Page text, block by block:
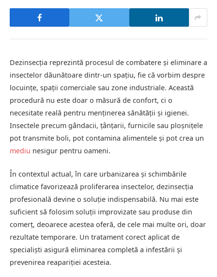
Dezinsecția reprezintă procesul de combatere și eliminare a
insectelor dăunătoare dintr-un spațiu, fie că vorbim despre
locuințe, spații comerciale sau zone industriale. Această
procedură nu este doar o măsură de confort, ci o
necesitate reală pentru menținerea sănătății și igienei.
Insectele precum gândacii, țânțarii, furnicile sau ploșnițele
pot transmite boli, pot contamina alimentele și pot crea un
mediu nesigur pentru oameni.
În contextul actual, în care urbanizarea și schimbările
climatice favorizează proliferarea insectelor, dezinsecția
profesională devine o soluție indispensabilă. Nu mai este
suficient să folosim soluții improvizate sau produse din
comerț, deoarece acestea oferă, de cele mai multe ori, doar
rezultate temporare. Un tratament corect aplicat de
specialiști asigură eliminarea completă a infestării și
prevenirea reapariției acesteia.